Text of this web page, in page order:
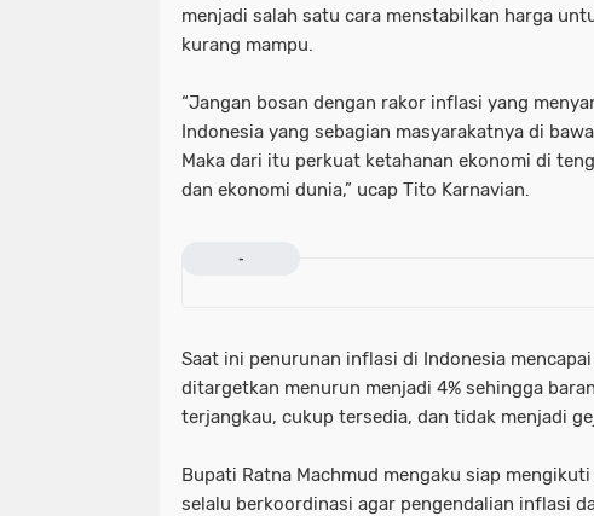
menjadi salah satu cara menstabilkan harga
kurang mampu.
“Jangan bosan dengan rakor inflasi yang
Indonesia yang sebagian masyarakatnya di
Maka dari itu perkuat ketahanan ekonomi di
dan ekonomi dunia,” ucap Tito Karnavian.
-
Saat ini penurunan inflasi di Indonesia mencapai
ditargetkan menurun menjadi 4% sehingga
terjangkau, cukup tersedia, dan tidak menjadi
Bupati Ratna Machmud mengaku siap
selalu berkoordinasi agar pengendalian inflasi